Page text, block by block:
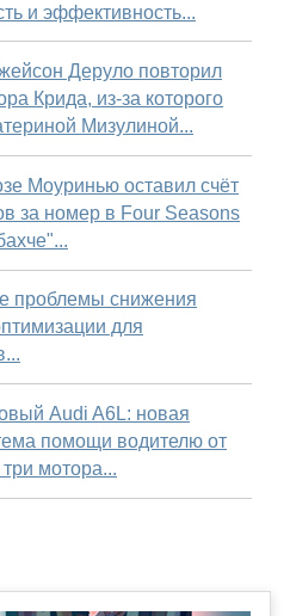
и эффективность...
Деруло повторил
Крида, из-за которого
Мизулиной...
Моуринью оставил счёт
за номер в Four Seasons
проблемы снижения
для
Audi A6L: новая
помощи водителю от
мотора...